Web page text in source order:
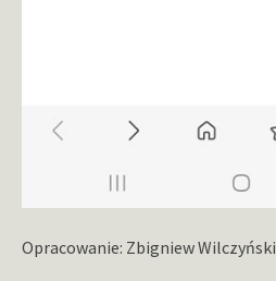
Opracowanie: Zbigniew Wilczyński